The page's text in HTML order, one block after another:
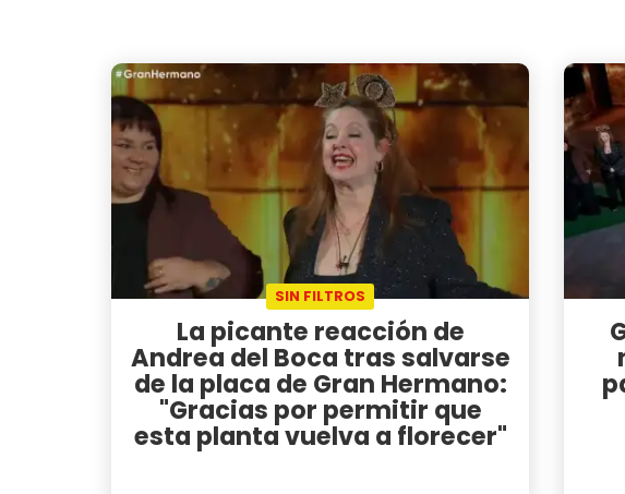
SIN FILTROS
La picante reacción de
Andrea del Boca tras salvarse
de la placa de Gran Hermano:
"Gracias por permitir que
esta planta vuelva a florecer"